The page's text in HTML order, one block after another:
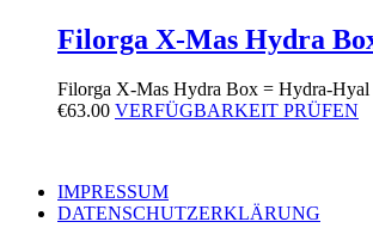
Filorga X-Mas Hydra
Filorga X-Mas Hydra Box = Hydra-
€63.00 VERFÜGBARKEIT PRÜFEN
IMPRESSUM
DATENSCHUTZERKLÄRUNG